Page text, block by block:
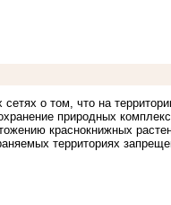
о том, что на
природных
краснокнижных
территориях